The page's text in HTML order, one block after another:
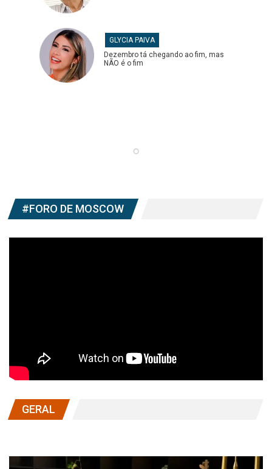
GLYCIA PAIVA
Dezembro tá chegando ao fim, mas
NÃO é o fim
#FORO DE MOSCOW
GERAL